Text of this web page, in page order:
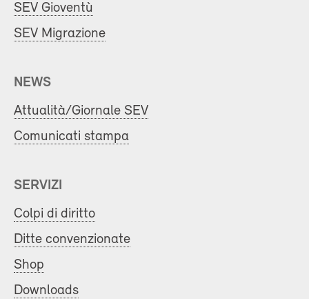
SEV Gioventù
SEV Migrazione
NEWS
Attualità/Giornale SEV
Comunicati stampa
SERVIZI
Colpi di diritto
Ditte convenzionate
Shop
Downloads